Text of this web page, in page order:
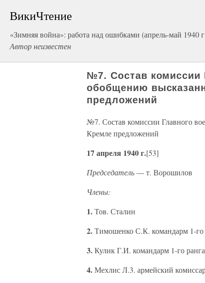
ВикиЧтение
«Зимняя война»: работа над ошибками (апрель-май 1940
Автор неизвестен
№7. Состав комиссии
обобщению
предложений
№7. Состав комиссии Главного
Кремле предложений
17 апреля 1940 г.[53]
Председатель— т. Ворошилов
Члены:
1.Тов. Сталин
2.Тимошенко С.К. командарм 1-го
3.Кулик Г.И. командарм 1-го ранга
4.Мехлис Л.3. армейский